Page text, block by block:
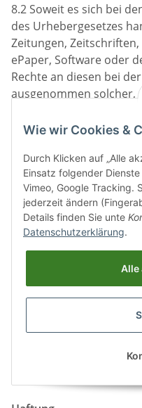
8.2 Soweit es sich bei
des Urhebergesetzes
Zeitungen,
ePaper, Software oder
Rechte an diesen bei
ausgenommen solcher,
DoldeMedien Verlag
übertragen wurden
Gewährleistung
9.1 Ist die
Download mangelhaft,
der DoldeMedien
ausdrücklich anderes
gesetzlichen
Abtretung
ausgeschlossen.
9.2 Kauft der Besteller
die DoldeMedien
Wie wir Cookies &
Durch Klicken auf „Alle
Einsatz folgender
Vimeo, Google Tracking.
jederzeit ändern
Details finden Sie unte
Datenschutzerklärung.
Alle